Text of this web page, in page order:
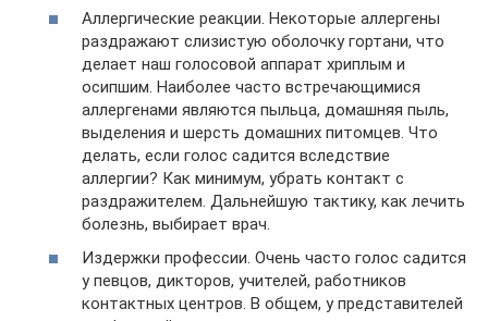
Аллергические реакции. Некоторые аллергены
раздражают слизистую оболочку гортани, что
делает наш голосовой аппарат хриплым и
осипшим. Наиболее часто встречающимися
аллергенами являются пыльца, домашняя пыль,
выделения и шерсть домашних питомцев. Что
делать, если голос садится вследствие
аллергии? Как минимум, убрать контакт с
раздражителем. Дальнейшую тактику, как лечить
болезнь, выбирает врач.
Издержки профессии. Очень часто голос садится
у певцов, дикторов, учителей, работников
контактных центров. В общем, у представителей